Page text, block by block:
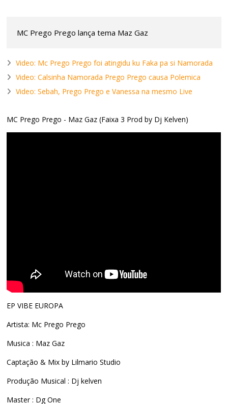
MC Prego Prego lança tema Maz Gaz
Video: Mc Prego Prego foi atingidu ku Faka pa si Namorada
Video: Calsinha Namorada Prego Prego causa Polemica
Video: Sebah, Prego Prego e Vanessa na mesmo Live
MC Prego Prego - Maz Gaz (Faixa 3 Prod by Dj Kelven)
EP VIBE EUROPA
Artista: Mc Prego Prego
Musica : Maz Gaz
Captação & Mix by Lilmario Studio
Produção Musical : Dj kelven
Master : Dg One